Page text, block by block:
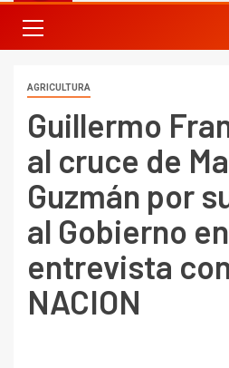
AGRICULTURA
Guillermo
al cruce de
Guzmán por
al Gobierno
entrevista
NACION